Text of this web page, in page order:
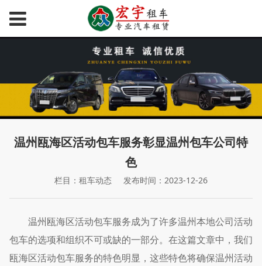
温州瓯海区活动包车服务彰显温州包车公司特
色
栏目：租车动态 发布时间：2023-12-26
温州瓯海区活动包车服务成为了许多温州本地公司活动
包车的选项和组织不可或缺的一部分。在这篇文章中，我们
瓯海区活动包车服务的特色明显，这些特色将确保温州活动